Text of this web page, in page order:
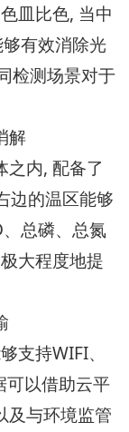
皿比色, 当中
有效消除光
检测场景对于
解
之内, 配备了
边的温区能够
总磷、总氮
大程度地提
支持WIFI、
可以借助云平
及与环境监管